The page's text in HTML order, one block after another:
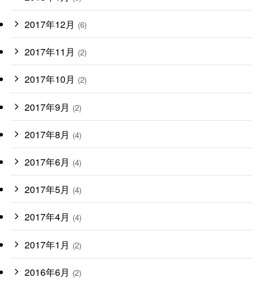
2017年12月 (6)
2017年11月 (2)
2017年10月 (2)
2017年9月 (2)
2017年8月 (4)
2017年6月 (4)
2017年5月 (4)
2017年4月 (4)
2017年1月 (2)
2016年6月 (2)